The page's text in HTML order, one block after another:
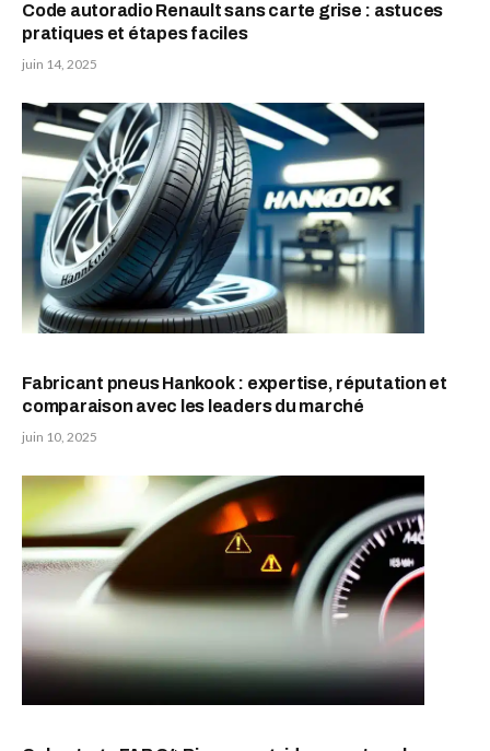
Code autoradio Renault sans carte grise : astuces
pratiques et étapes faciles
juin 14, 2025
Fabricant pneus Hankook : expertise, réputation et
comparaison avec les leaders du marché
juin 10, 2025